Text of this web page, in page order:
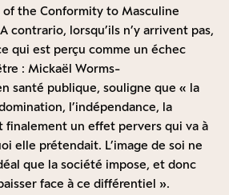
the Conformity to Masculine
contrario, lorsqu’ils n’y arrivent pas,
qui est perçu comme un échec
: Mickaël Worms-
santé publique, souligne que « la
l’indépendance, la
un effet pervers qui va à
elle prétendait. L’image de soi ne
que la société impose, et donc
face à ce différentiel ».